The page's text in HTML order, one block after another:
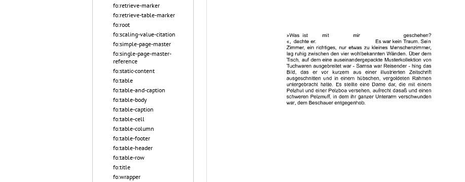
fo:retrieve-marker
fo:retrieve-table-marker
fo:root
fo:scaling-value-citation
fo:simple-page-master
fo:single-page-master-
reference
fo:static-content
fo:table
fo:table-and-caption
fo:table-body
fo:table-caption
fo:table-cell
fo:table-column
fo:table-footer
fo:table-header
fo:table-row
fo:title
fo:wrapper